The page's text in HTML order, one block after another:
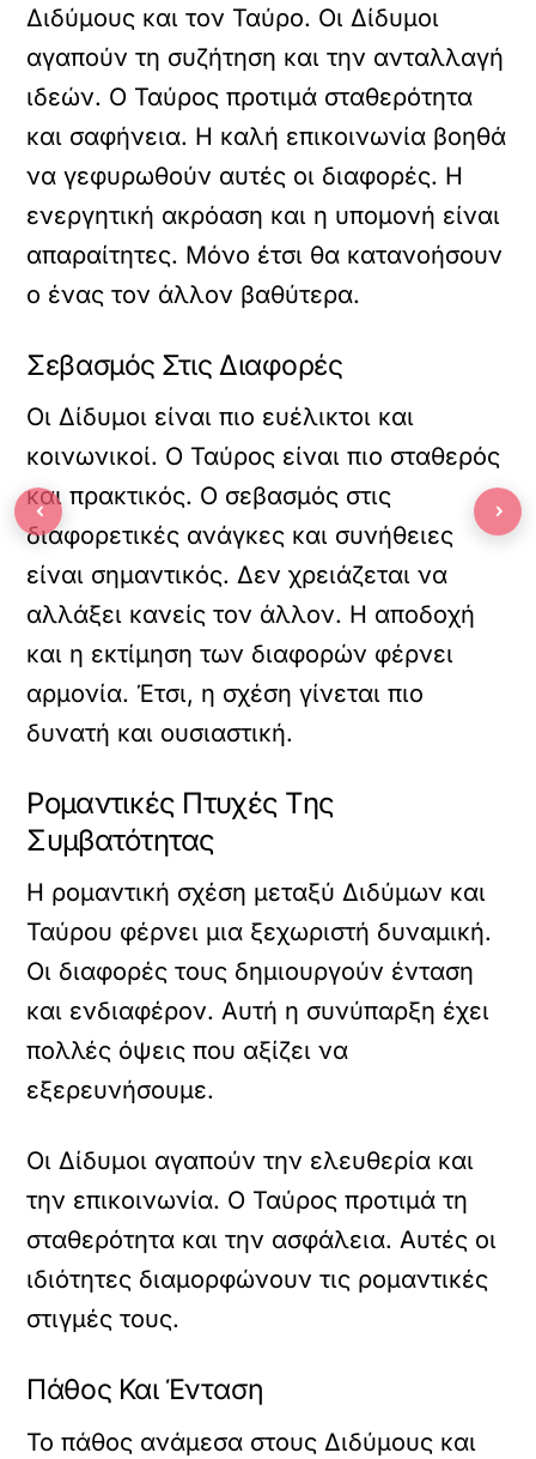
Διδύμους και τον Ταύρο. Οι Δίδυμοι
αγαπούν τη συζήτηση και την ανταλλαγή
ιδεών. Ο Ταύρος προτιμά σταθερότητα
και σαφήνεια. Η καλή επικοινωνία βοηθά
να γεφυρωθούν αυτές οι διαφορές. Η
ενεργητική ακρόαση και η υπομονή είναι
απαραίτητες. Μόνο έτσι θα κατανοήσουν
ο ένας τον άλλον βαθύτερα.
Σεβασμός Στις Διαφορές
Οι Δίδυμοι είναι πιο ευέλικτοι και
κοινωνικοί. Ο Ταύρος είναι πιο σταθερός
και πρακτικός. Ο σεβασμός στις
διαφορετικές ανάγκες και συνήθειες
είναι σημαντικός. Δεν χρειάζεται να
αλλάξει κανείς τον άλλον. Η αποδοχή
και η εκτίμηση των διαφορών φέρνει
αρμονία. Έτσι, η σχέση γίνεται πιο
δυνατή και ουσιαστική.
Ρομαντικές Πτυχές Της
Συμβατότητας
Η ρομαντική σχέση μεταξύ Διδύμων και
Ταύρου φέρνει μια ξεχωριστή δυναμική.
Οι διαφορές τους δημιουργούν ένταση
και ενδιαφέρον. Αυτή η συνύπαρξη έχει
πολλές όψεις που αξίζει να
εξερευνήσουμε.
Οι Δίδυμοι αγαπούν την ελευθερία και
την επικοινωνία. Ο Ταύρος προτιμά τη
σταθερότητα και την ασφάλεια. Αυτές οι
ιδιότητες διαμορφώνουν τις ρομαντικές
στιγμές τους.
Πάθος Και Ένταση
Το πάθος ανάμεσα στους Διδύμους και
‹ ›